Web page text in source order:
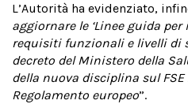
L’Autorità ha evidenziato,
aggiornare le ‘Linee guida
requisiti funzionali e livelli di
decreto del Ministero della
della nuova disciplina sul
Regolamento europeo”.